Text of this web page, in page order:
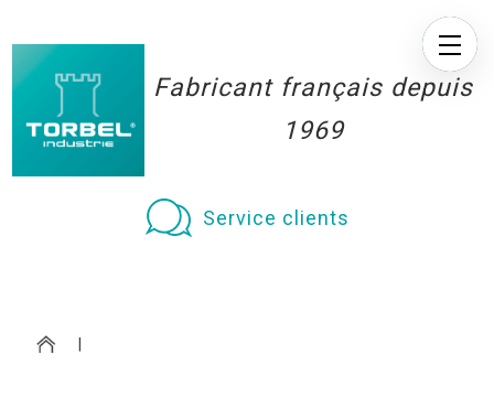
Fabricant français depuis
1969
Service clients